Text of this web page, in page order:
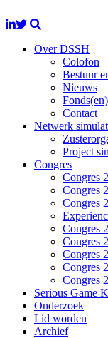
Over DSSH
Colofon
Bestuur
Nieuws
Fonds(en)
Contact
Netwerk
Project
Congres
Congres
Congres
Congres
Congres
Congres
Congres
Congres
Congres
Serious Game
Onderzoek
Lid worden
Archief